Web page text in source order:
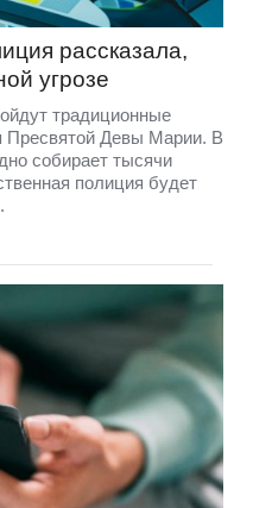
рассказала,
угрозе
традиционные
Пресвятой Девы Марии. В
собирает тысячи
полиция будет